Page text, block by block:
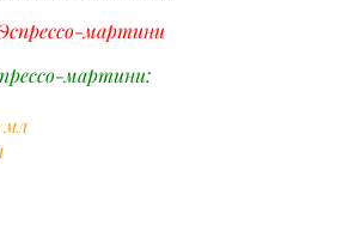
мартини
мартини:
мл